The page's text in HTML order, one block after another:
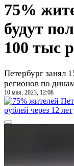
75%
будут
100 тыс
Петербург занял
регионов по
10 мая, 2023, 12:08